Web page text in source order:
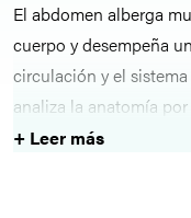
El abdomen alberga
cuerpo y desempeña
circulación y el
analiza la anatomía
disposición de las
+ Leer más